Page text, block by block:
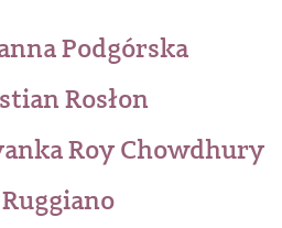
Podgórska
Rosłon
Roy Chowdhury